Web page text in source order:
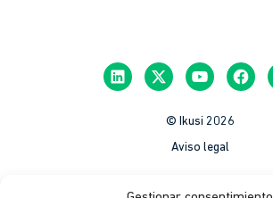
© Ikusi 2026
Aviso legal